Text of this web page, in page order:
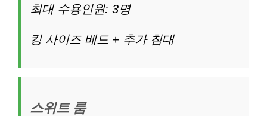
최대 수용인원: 3명
킹 사이즈 베드 + 추가 침대
스위트 룸